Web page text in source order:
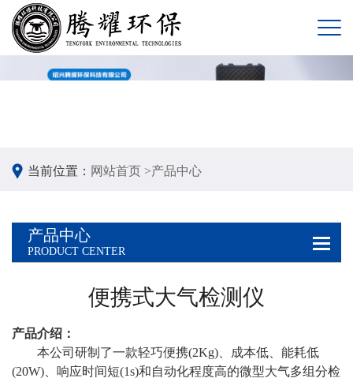
当前位置： 网站首页 >产品中心
产品中心
PRODUCT CENTER
便携式大气检测仪
产品介绍：
本公司研制了一款轻巧便携(2Kg)、成本低、能耗低
(20W)、响应时间短(1s)和自动化程度高的微型大气多组分检